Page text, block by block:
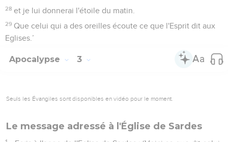
28 et je lui donnerai l'étoile du matin.
29 Que celui qui a des oreilles écoute ce que l'Esprit dit aux
Eglises.’
Apocalypse 3
Seuls les Évangiles sont disponibles en vidéo pour le moment.
Le message adressé à l'Église de Sardes